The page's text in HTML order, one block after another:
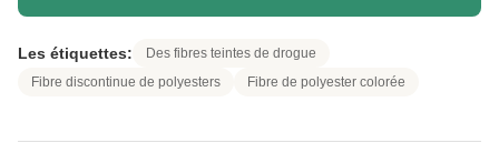
Les étiquettes:
Des fibres teintes de drogue
Fibre discontinue de polyesters
Fibre de polyester colorée